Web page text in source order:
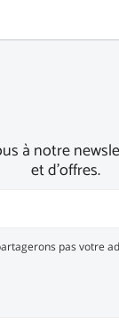
à notre
et d'offres.
pas votre